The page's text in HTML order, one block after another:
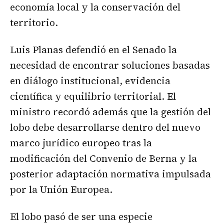
economía local y la conservación del
territorio.
Luis Planas defendió en el Senado la
necesidad de encontrar soluciones basadas
en diálogo institucional, evidencia
científica y equilibrio territorial. El
ministro recordó además que la gestión del
lobo debe desarrollarse dentro del nuevo
marco jurídico europeo tras la
modificación del Convenio de Berna y la
posterior adaptación normativa impulsada
por la Unión Europea.
El lobo pasó de ser una especie